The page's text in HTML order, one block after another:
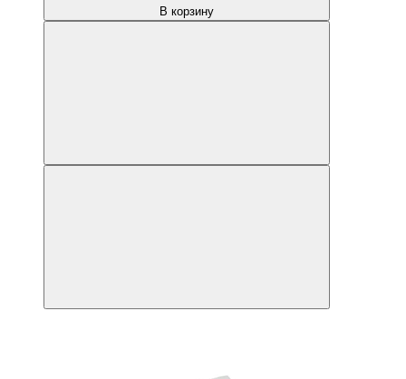
В корзину